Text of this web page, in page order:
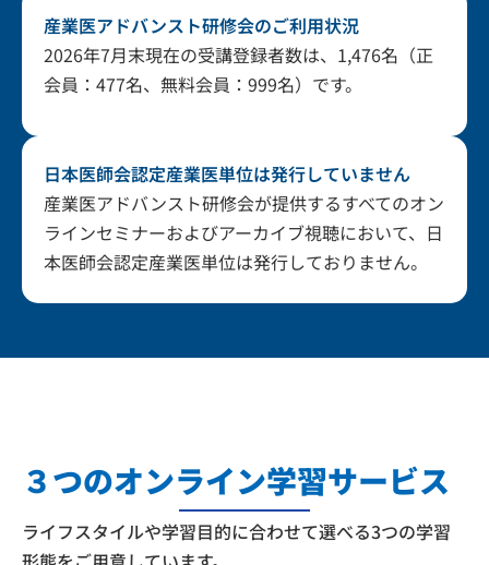
産業医アドバンスト研修会のご利用状況
2026年7月末現在の受講登録者数は、1,476名（正
会員：477名、無料会員：999名）です。
日本医師会認定産業医単位は発行していません
産業医アドバンスト研修会が提供するすべてのオン
ラインセミナーおよびアーカイブ視聴において、日
本医師会認定産業医単位は発行しておりません。
３つのオンライン学習サービス
ライフスタイルや学習目的に合わせて選べる3つの学習